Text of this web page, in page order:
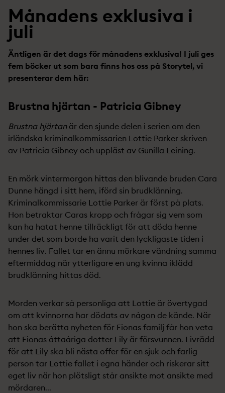
Månadens exklusiva i
juli
Äntligen är det dags för månadens exklusiva! I juli ges
fem böcker ut som bara finns hos oss på Storytel, vi
presenterar dem här:
Brustna hjärtan - Patricia Gibney
Brustna hjärtanär den sjunde delen i serien om den
irländska kriminalkommissarien Lottie Parker skriven
av Patricia Gibney och uppläst av Gunilla Leining.
En mörk vintermorgon hittas den blivande bruden Cara
Dunne hängd i sitt hem, iförd sin brudklänning.
Kriminalkommissarie Lottie Parker är först på plats.
Hon betraktar Caras kropp och frågar sig vem som
kan ha hatat henne tillräckligt för att döda henne
under det som borde ha varit den lyckligaste tiden i
hennes liv. Fallet tar en ännu mörkare vändning samma
eftermiddag när ytterligare en ung kvinna iklädd
brudklänning hittas död.
Morden verkar så personliga att Lottie är övertygad
om att kvinnorna har dödats av någon de kände. När
hon ska berätta nyheten för Fionas familj får hon veta
att Fionas åttaåriga dotter Lily är försvunnen. Livrädd
för att Lily ska bli nästa offer för en sjuk och farlig
person tar Lottie fallet i egna händer och riskerar sitt
eget liv när hon plötsligt står ansikte mot ansikte med
mördaren...